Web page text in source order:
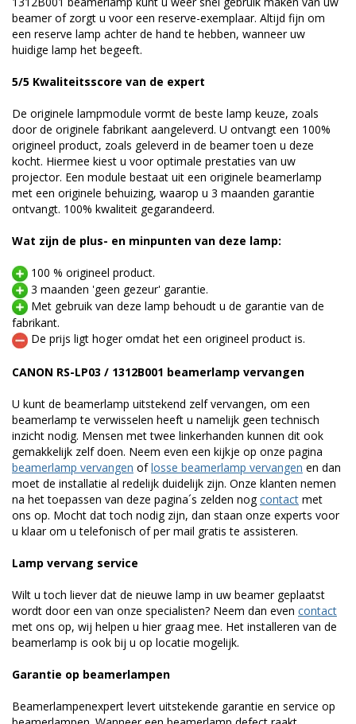
beamer of zorgt u voor een reserve-exemplaar. Altijd fijn om
een reserve lamp achter de hand te hebben, wanneer uw
huidige lamp het begeeft.
5/5 Kwaliteitsscore van de expert
De originele lampmodule vormt de beste lamp keuze, zoals
door de originele fabrikant aangeleverd. U ontvangt een 100%
origineel product, zoals geleverd in de beamer toen u deze
kocht. Hiermee kiest u voor optimale prestaties van uw
projector. Een module bestaat uit een originele beamerlamp
met een originele behuizing, waarop u 3 maanden garantie
ontvangt. 100% kwaliteit gegarandeerd.
Wat zijn de plus- en minpunten van deze lamp:
100 % origineel product.
3 maanden 'geen gezeur' garantie.
Met gebruik van deze lamp behoudt u de garantie van de
fabrikant.
De prijs ligt hoger omdat het een origineel product is.
CANON RS-LP03 / 1312B001 beamerlamp vervangen
U kunt de beamerlamp uitstekend zelf vervangen, om een
beamerlamp te verwisselen heeft u namelijk geen technisch
inzicht nodig. Mensen met twee linkerhanden kunnen dit ook
gemakkelijk zelf doen. Neem even een kijkje op onze pagina
beamerlamp vervangen oflosse beamerlamp vervangen en dan
moet de installatie al redelijk duidelijk zijn. Onze klanten nemen
na het toepassen van deze pagina´s zelden nogcontact met
ons op. Mocht dat toch nodig zijn, dan staan onze experts voor
u klaar om u telefonisch of per mail gratis te assisteren.
Lamp vervang service
Wilt u toch liever dat de nieuwe lamp in uw beamer geplaatst
wordt door een van onze specialisten? Neem dan even contact
met ons op, wij helpen u hier graag mee. Het installeren van de
beamerlamp is ook bij u op locatie mogelijk.
Garantie op beamerlampen
Beamerlampenexpert levert uitstekende garantie en service op